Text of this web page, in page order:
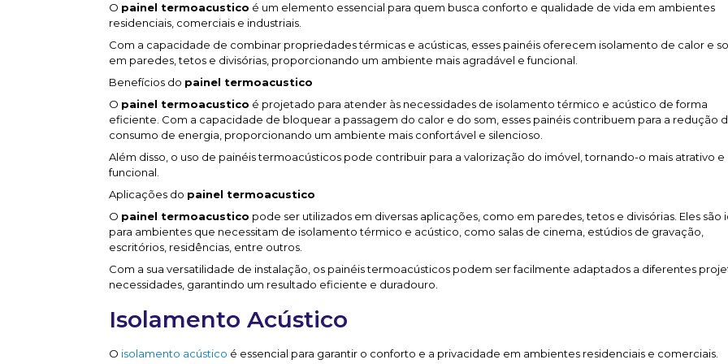
O painel termoacustico é um elemento essencial para quem busca conforto e qualidade de vida em ambientes
residenciais, comerciais e industriais.
Com a capacidade de combinar propriedades térmicas e acústicas, esses painéis oferecem isolamento de calor e
em paredes, tetos e divisórias, proporcionando um ambiente mais agradável e funcional.
Benefícios do painel termoacustico
O painel termoacustico é projetado para atender às necessidades de isolamento térmico e acústico de forma
eficiente. Com a capacidade de bloquear a passagem do calor e do som, esses painéis contribuem para a redução
consumo de energia, proporcionando um ambiente mais confortável e silencioso.
Além disso, o uso de painéis termoacústicos pode contribuir para a valorização do imóvel, tornando-o mais atrativo e
funcional.
Aplicações do painel termoacustico
O painel termoacustico pode ser utilizados em diversas aplicações, como em paredes, tetos e divisórias. Eles são
para ambientes que necessitam de isolamento térmico e acústico, como salas de cinema, estúdios de gravação,
escritórios, residências, entre outros.
Com a sua versatilidade de instalação, os painéis termoacústicos podem ser facilmente adaptados a diferentes
necessidades, garantindo um resultado eficiente e duradouro.
Isolamento Acústico
O isolamento acústico é essencial para garantir o conforto e a privacidade em ambientes residenciais e comerciais.